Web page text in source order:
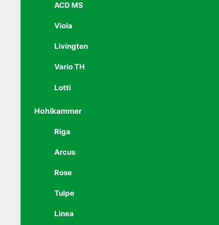
ACD MS
Viola
Livingten
Vario TH
Lotti
Hohlkammer
Riga
Arcus
Rose
Tulpe
Linea